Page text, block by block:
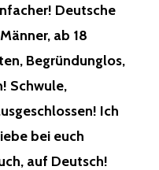
Deutsche
ab 18
Begründunglos,
Schwule,
Ich
bei euch
auf Deutsch!